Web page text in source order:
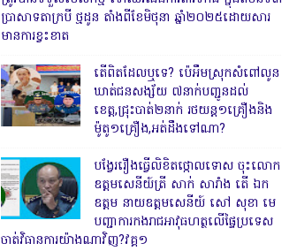
ប្រាសាទតាក្របី ថ្មដូន តាំងពីខែមិថុនា ឆ្នាំ២០២៥ដោយសារ
មានការខ្វះខាត
តើពិតដែលឬទេ? ប៉េអឹមស្រុកសំពៅលូន
ឃាត់ជនសង្ស័យ ៧នាក់បញ្ជូនដល់
ខេត្ត,ជ្រុះបាត់២នាក់ រថយន្ត១គ្រឿងនិង
ម៉ូតូ១គ្រឿង,អត់ដឹងទៅណា?
បង្វែររឿងធ្វើលិខិតថ្កោលទោស ចុះលោក
ឧត្តមសេនីយ៍ត្រី សាក់ សារាំង តើ ឯក
ឧត្តម នាយឧត្តមសេនីយ៍ សៅ សុខា មេ
បញ្ជាការកងរាជអាវុធហត្ថលើផ្ទៃប្រទេស
ចាត់វិធានការយ៉ាងណាវិញ?វគ្គ១